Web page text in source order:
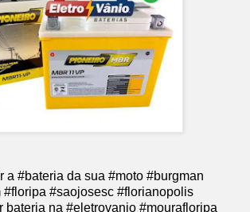
a #bateria da sua #moto #burgman
#floripa #saojosesc #florianopolis
bateria na #eletrovanio #mourafloripa